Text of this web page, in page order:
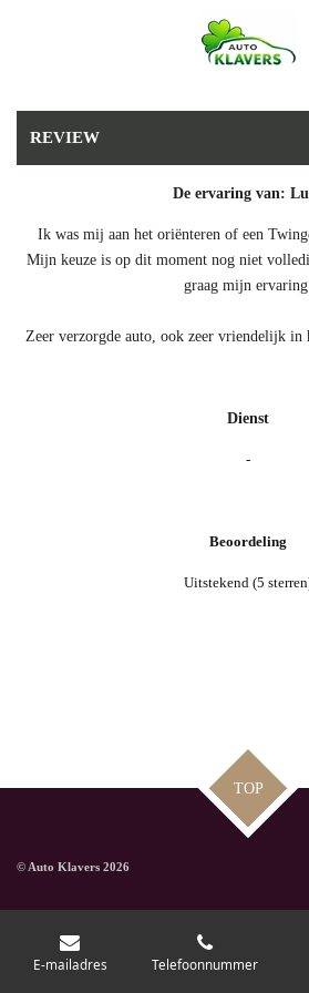
REVIEW
De ervaring van:
Ik was mij aan het oriënteren of een
Mijn keuze is op dit moment nog niet
graag mijn
Zeer verzorgde auto, ook zeer vriendelijk in
Dienst
-
Beoordeling
Uitstekend (5
TOP
© Auto Klavers 2026
E-mailadres Telefoonnummer